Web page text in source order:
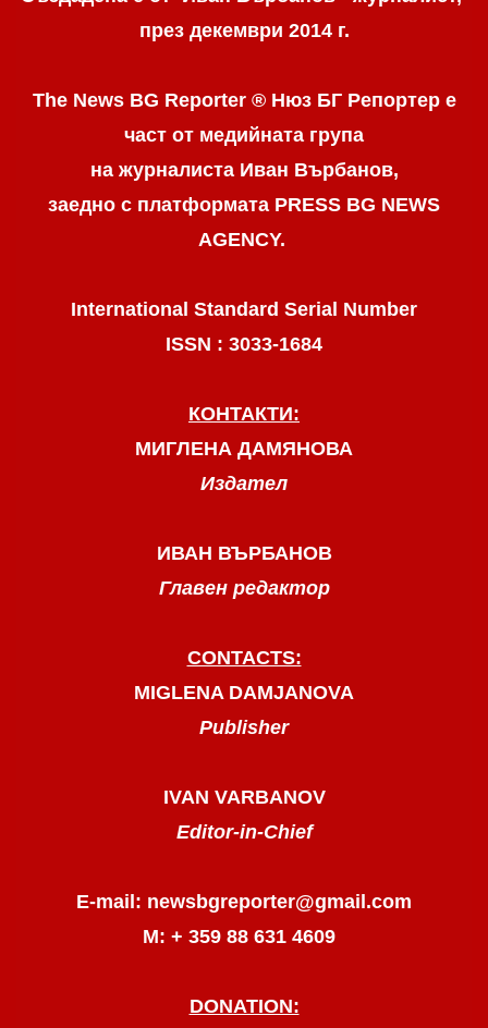
през декември 2014 г.
The News BG Reporter ® Нюз БГ Репортере
част от медийната група
на журналиста Иван Върбанов,
заедно с платформата PRESS BG NEWS
AGENCY.
International Standard Serial Number
ISSN : 3033-1684
КОНТАКТИ:
МИГЛЕНА ДАМЯНОВА
Издател
ИВАН ВЪРБАНОВ
Главен редактор
CONTACTS:
MIGLENA DAMJANOVA
Publisher
IVAN VARBANOV
Editor-in-Chief
E-mail: newsbgreporter@gmail.com
М: + 359 88 631 4609
DONATION: